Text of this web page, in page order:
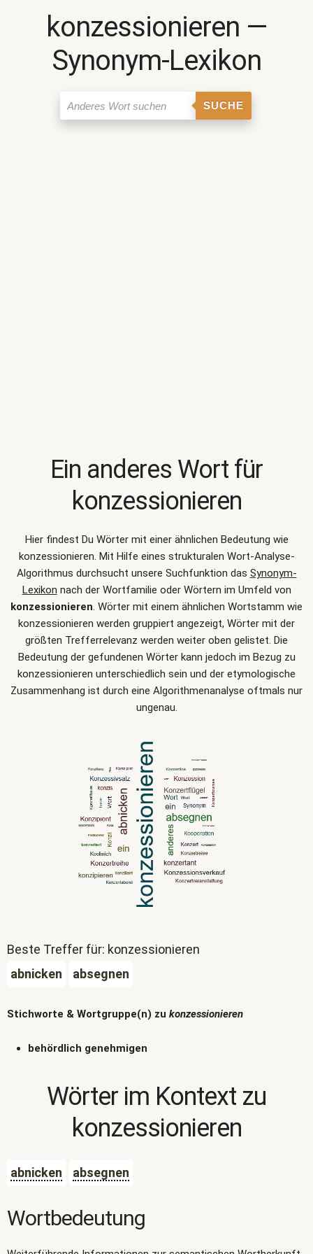
konzessionieren ―
Synonym-Lexikon
SUCHE
Ein anderes Wort für
konzessionieren
Hier findest Du Wörter mit einer ähnlichen Bedeutung wie
konzessionieren. Mit Hilfe eines strukturalen Wort-Analyse-
Algorithmus durchsucht unsere Suchfunktion das Synonym-
Lexikon nach der Wortfamilie oder Wörtern im Umfeld von
konzessionieren. Wörter mit einem ähnlichen Wortstamm wie
konzessionieren werden gruppiert angezeigt, Wörter mit der
größten Trefferrelevanz werden weiter oben gelistet. Die
Bedeutung der gefundenen Wörter kann jedoch im Bezug zu
konzessionieren unterschiedlich sein und der etymologische
Zusammenhang ist durch eine Algorithmenanalyse oftmals nur
ungenau.
Beste Treffer für: konzessionieren
abnicken
absegnen
Stichworte & Wortgruppe(n) zu konzessionieren
behördlich genehmigen
Wörter im Kontext zu
konzessionieren
abnicken absegnen
Wortbedeutung